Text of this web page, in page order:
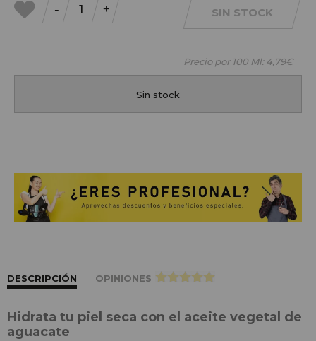
- + SIN STOCK
Precio por 100 Ml:4,79€
Sin stock
DESCRIPCIÓN OPINIONES >
Hidrata tu piel seca con el aceite vegetal de
aguacate